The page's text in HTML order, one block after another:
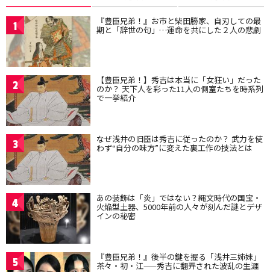
1 『豊臣兄弟！』お市と柴田勝家、自刃しての最
期と「辞世の句」…運命を共にした２人の悲劇
2 【豊臣兄弟！】秀吉は本当に「女狂い」だった
のか？ 天下人を彩った11人の側室たちを時系列
で一挙紹介
3 なぜ浅井の旧臣は秀吉に従ったのか？ 武力を使
わず“自分の味方”に変えた裏工作の技法とは
4 あの装飾は「炎」ではない？縄文時代の国宝・
火焔型土器、5000年前の人々が刻んだ謎とデザ
インの秘密
5 『豊臣兄弟！』後半の鍵を握る「浅井三姉妹」
茶々・初・江——秀吉に翻弄された波乱の生涯